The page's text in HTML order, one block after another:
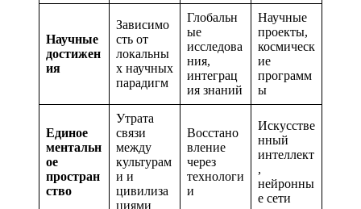
Научные
достижен
ия
Зависимо
сть от
локальны
х научных
парадигм
Глобальн
ые
исследова
ния,
интеграц
ия знаний
Научные
проекты,
космическ
ие
программ
ы
Единое
ментальн
ое
простран
ство
Утрата
связи
между
культурам
и и
цивилиза
циями
Восстано
вление
через
технологи
и
Искусстве
нный
интеллект
,
нейронны
е сети